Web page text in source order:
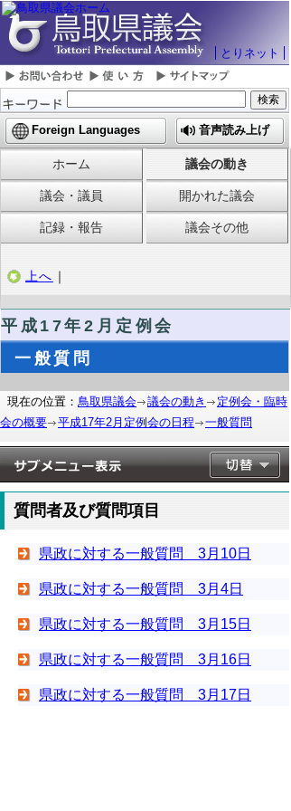
とりネット
Foreign Languages 音声読み上げ
ホーム 議会の動き
議会・議員 開かれた議会
記録・報告 議会その他
上へ ｜
平成17年2月定例会
一般質問
現在の位置： 鳥取県議会 議会の動き
定例会・臨時
会の概要
平成17年2月定例会の日程 一般質問
質問者及び質問項目
県政に対する一般質問 3月10日
県政に対する一般質問 3月4日
県政に対する一般質問 3月15日
県政に対する一般質問 3月16日
県政に対する一般質問 3月17日